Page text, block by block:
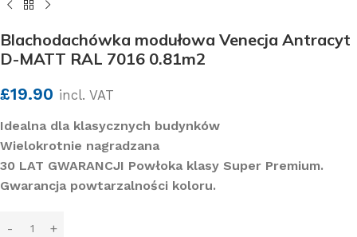
Blachodachówka modułowa Venecja Antracyt
D-MATT RAL 7016 0.81m2
£19.90 incl. VAT
Idealna dla klasycznych budynków
Wielokrotnie nagradzana
30 LAT GWARANCJI Powłoka klasy Super Premium.
Gwarancja powtarzalności koloru.